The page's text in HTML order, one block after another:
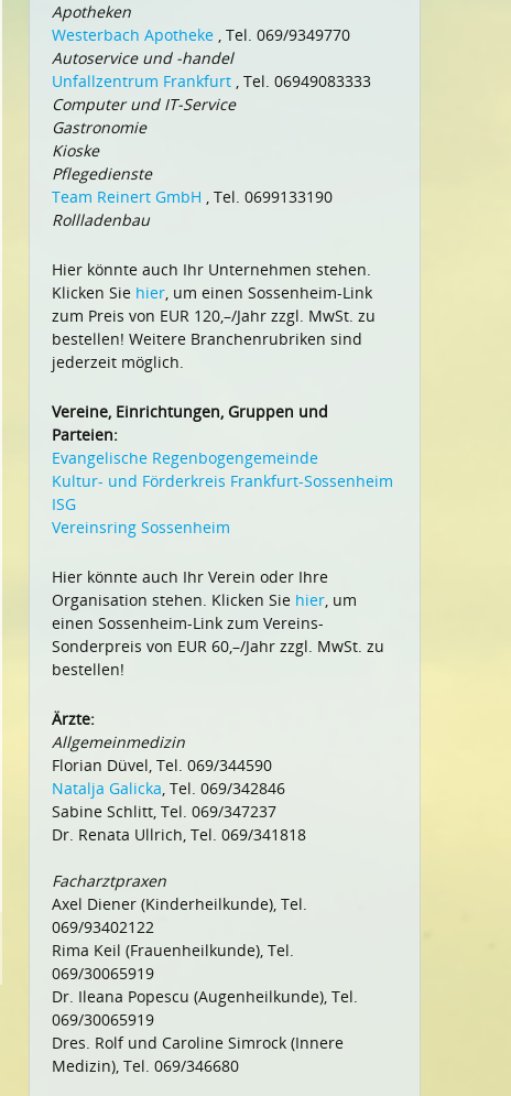
Apotheken
Westerbach Apotheke , Tel. 069/9349770
Autoservice und -handel
Unfallzentrum Frankfurt , Tel. 06949083333
Computer und IT-Service
Gastronomie
Kioske
Pflegedienste
Team Reinert GmbH , Tel. 0699133190
Rollladenbau
Hier könnte auch Ihr Unternehmen stehen.
Klicken Sie hier, um einen Sossenheim-Link
zum Preis von EUR 120,–/Jahr zzgl. MwSt. zu
bestellen! Weitere Branchenrubriken sind
jederzeit möglich.
Vereine, Einrichtungen, Gruppen und
Parteien:
Evangelische Regenbogengemeinde
Kultur- und Förderkreis Frankfurt-Sossenheim
ISG
Vereinsring Sossenheim
Hier könnte auch Ihr Verein oder Ihre
Organisation stehen. Klicken Sie hier, um
einen Sossenheim-Link zum Vereins-
Sonderpreis von EUR 60,–/Jahr zzgl. MwSt. zu
bestellen!
Ärzte:
Allgemeinmedizin
Florian Düvel, Tel. 069/344590
Natalja Galicka, Tel. 069/342846
Sabine Schlitt, Tel. 069/347237
Dr. Renata Ullrich, Tel. 069/341818
Facharztpraxen
Axel Diener (Kinderheilkunde), Tel.
069/93402122
Rima Keil (Frauenheilkunde), Tel.
069/30065919
Dr. Ileana Popescu (Augenheilkunde), Tel.
069/30065919
Dres. Rolf und Caroline Simrock (Innere
Medizin), Tel. 069/346680